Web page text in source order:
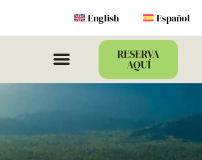
English Español
RESERVA
AQUÍ